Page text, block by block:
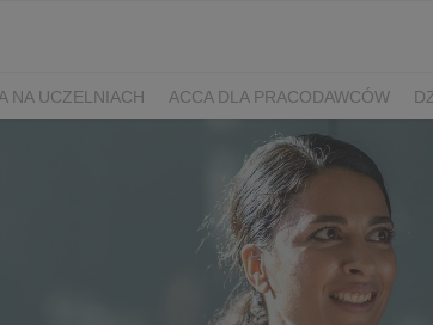
NA UCZELNIACH ACCA DLA PRACODAWCÓW